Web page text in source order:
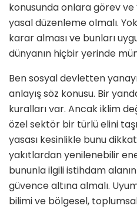
konusunda onlara görev
yasal düzenleme olmalı.
karar alması ve bunları
dünyanın hiçbir yerinde
Ben sosyal devletten
anlayış söz konusu. Bir
kuralları var. Ancak iklim
özel sektör bir türlü elini
yasası kesinlikle bunu
yakıtlardan yenilenebilir
bununla ilgili istihdam
güvence altına almalı.
bilimi ve bölgesel,